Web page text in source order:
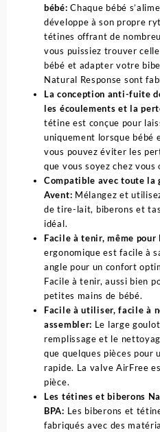
bébé: Chaque bébé
développe à son propre
tétines offrant de
vous puissiez trouver
bébé et adapter votre
Natural Response sont
La conception anti-fuite
les écoulements et la
tétine est conçue pour
uniquement lorsque bébé
vous pouvez éviter les
que vous soyez chez vous
Compatible avec toute la
Avent: Mélangez et
de tire-lait, biberons et
idéal.
Facile à tenir, même
ergonomique est facile à
angle pour un confort
Facile à tenir, aussi bien
petites mains de bébé.
Facile à utiliser, facile à
assembler: Le large
remplissage et le
que quelques pièces pour
rapide. La valve AirFree
pièce.
Les tétines et biberons
BPA: Les biberons et
fabriqués avec des